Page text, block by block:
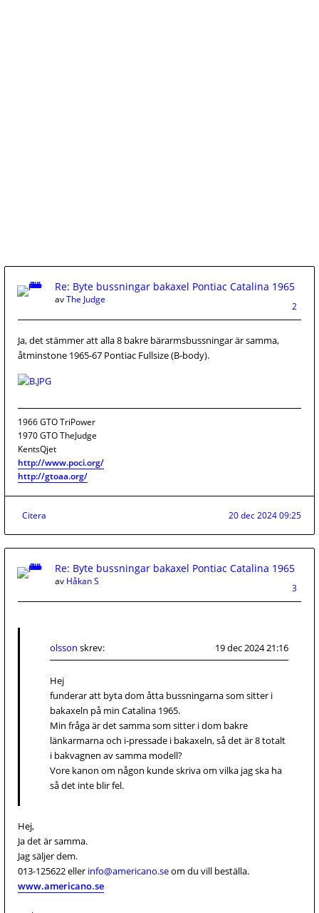
Re: Byte bussningar bakaxel Pontiac Catalina 1965
2
avThe Judge
Ja, det stämmer att alla 8 bakre bärarmsbussningar är samma,
åtminstone 1965-67 Pontiac Fullsize (B-body).
1966 GTO TriPower
1970 GTO TheJudge
KentsQjet
http://www.poci.org/
http://gtoaa.org/
Citera 20 dec 2024 09:25
Re: Byte bussningar bakaxel Pontiac Catalina 1965
3
av Håkan S
olsson skrev: 19 dec 2024 21:16
Hej
funderar att byta dom åtta bussningarna som sitter i
bakaxeln på min Catalina 1965.
Min fråga är det samma som sitter i dom bakre
länkarmarna och i-pressade i bakaxeln, så det är 8 totalt
i bakvagnen av samma modell?
Vore kanon om någon kunde skriva om vilka jag ska ha
så det inte blir fel.
Hej,
Ja det är samma.
Jag säljer dem.
013-125622 eller info@americano.seom du vill beställa.
www.americano.se